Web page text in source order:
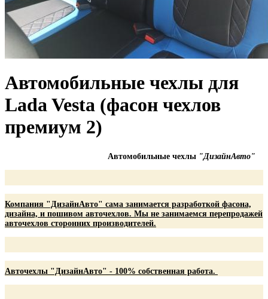
Автомобильные чехлы для
Lada Vesta (фасон чехлов
премиум 2)
Автомобильные чехлы "ДизайнАвто"
Компания "ДизайнАвто" сама занимается разработкой фасона,
дизайна, и пошивом авточехлов. Мы не занимаемся перепродажей
авточехлов сторонних производителей.
Авточехлы "ДизайнАвто" - 100% собственная работа.